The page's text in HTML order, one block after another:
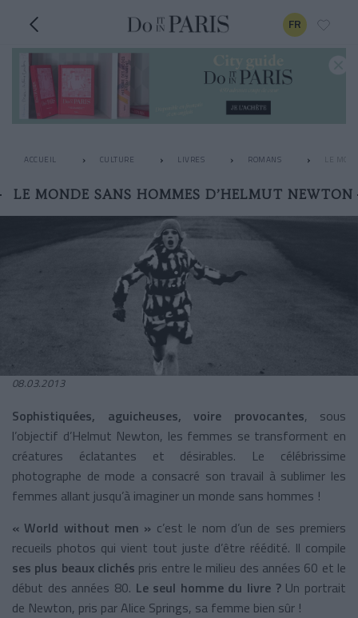
FR
ACCUEIL CULTURE LIVRES ROMANS
LE MONDE SANS HOMMES D’HELMUT NEWTON
08.03.2013
Sophistiquées, aguicheuses, voire provocantes, sous
l’objectif d’Helmut Newton, les femmes se transforment en
créatures éclatantes et désirables. Le célébrissime
photographe de mode a consacré son travail à sublimer les
femmes allant jusqu’à imaginer un monde sans hommes !
« World without men » c’est le nom d’un de ses premiers
recueils photos qui vient tout juste d’être réédité. Il compile
ses plus beaux clichés pris entre le milieu des années 60 et le
début des années 80. Le seul homme du livre ? Un portrait
de Newton, pris par Alice Springs, sa femme bien sûr !